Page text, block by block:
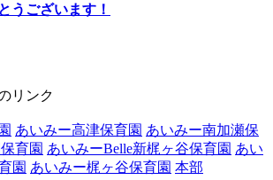
うございます！
リンク
あいみー高津保育園 あいみー南加瀬保
育園 あいみーBelle新梶ヶ谷保育園 あい
園 あいみー梶ヶ谷保育園 本部